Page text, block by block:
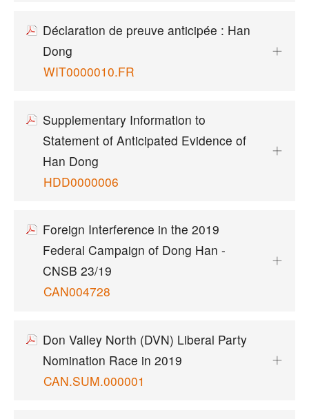
Déclaration de preuve anticipée : Han
Dong
WIT0000010.FR
Supplementary Information to
Statement of Anticipated Evidence of
Han Dong
HDD0000006
Foreign Interference in the 2019
Federal Campaign of Dong Han -
CNSB 23/19
CAN004728
Don Valley North (DVN) Liberal Party
Nomination Race in 2019
CAN.SUM.000001